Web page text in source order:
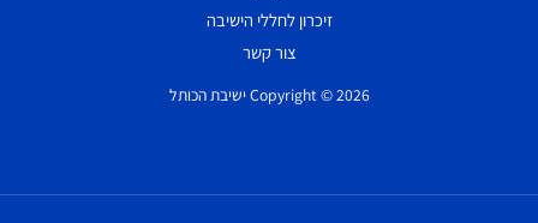
זיכרון לחללי הישיבה
צור קשר
Copyright © 2026 ישיבת הכותל